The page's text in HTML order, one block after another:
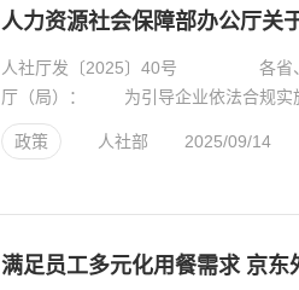
人力资源社会保障部办公厅关
人社厅发〔2025〕40号 各省、自
厅（局）： 为引导企业依法合规实
况，我部组织编写了...
政策
人社部 2025/09/14
满足员工多元化用餐需求 京